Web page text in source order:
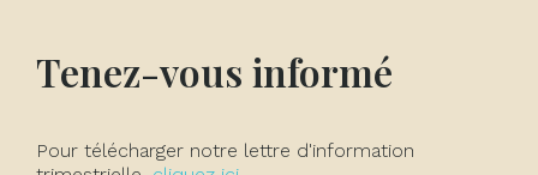
Tenez-vous informé
Pour télécharger notre lettre d'information